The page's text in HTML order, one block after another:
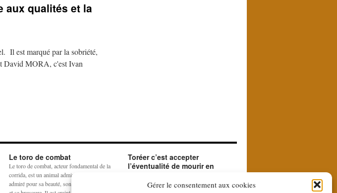
Gérer le consentement aux cookies
aux qualités et la
Il est marqué par la sobriété,
David MORA, c'est Ivan
Le toro de combat
Le toro de combat, acteur fondamental de la
corrida, est un animal admiré et craint. Il est
admiré pour sa beauté, son harmonie physique
Toréer c’est accepter
l’éventualité de mourir en
Le matador accepte en toréant l'éventualité de